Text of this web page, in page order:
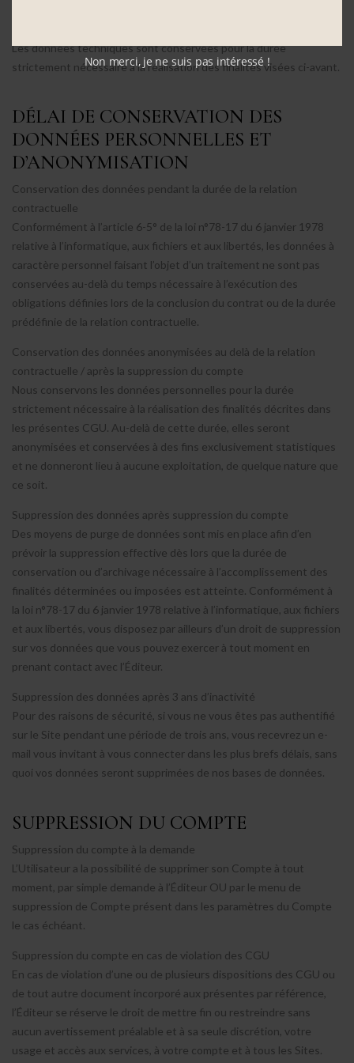
Les données techniques sont conservées pour la durée
strictement nécessaire à la réalisation des finalités visées ci-avant.
DÉLAI DE CONSERVATION DES
DONNÉES PERSONNELLES ET
D’ANONYMISATION
Conservation des données pendant la durée de la relation
contractuelle
Conformément à l’article 6-5° de la loi n°78-17 du 6 janvier 1978
relative à l’informatique, aux fichiers et aux libertés, les données à
caractère personnel faisant l’objet d’un traitement ne sont pas
conservées au-delà du temps nécessaire à l’exécution des
obligations définies lors de la conclusion du contrat ou de la durée
prédéfinie de la relation contractuelle.
Conservation des données anonymisées au delà de la relation
contractuelle / après la suppression du compte
Nous conservons les données personnelles pour la durée
strictement nécessaire à la réalisation des finalités décrites dans
les présentes CGU. Au-delà de cette durée, elles seront
anonymisées et conservées à des fins exclusivement statistiques
et ne donneront lieu à aucune exploitation, de quelque nature que
ce soit.
Suppression des données après suppression du compte
Des moyens de purge de données sont mis en place afin d’en
prévoir la suppression effective dès lors que la durée de
conservation ou d’archivage nécessaire à l’accomplissement des
finalités déterminées ou imposées est atteinte. Conformément à
la loi n°78-17 du 6 janvier 1978 relative à l’informatique, aux fichiers
et aux libertés, vous disposez par ailleurs d’un droit de suppression
sur vos données que vous pouvez exercer à tout moment en
prenant contact avec l’Éditeur.
Suppression des données après 3 ans d’inactivité
Pour des raisons de sécurité, si vous ne vous êtes pas authentifié
sur le Site pendant une période de trois ans, vous recevrez un e-
mail vous invitant à vous connecter dans les plus brefs délais, sans
quoi vos données seront supprimées de nos bases de données.
SUPPRESSION DU COMPTE
Suppression du compte à la demande
L’Utilisateur a la possibilité de supprimer son Compte à tout
moment, par simple demande à l’Éditeur OU par le menu de
suppression de Compte présent dans les paramètres du Compte
le cas échéant.
Suppression du compte en cas de violation des CGU
En cas de violation d’une ou de plusieurs dispositions des CGU ou
de tout autre document incorporé aux présentes par référence,
l’Éditeur se réserve le droit de mettre fin ou restreindre sans
aucun avertissement préalable et à sa seule discrétion, votre
usage et accès aux services, à votre compte et à tous les Sites.
Non merci, je ne suis pas intéressé !